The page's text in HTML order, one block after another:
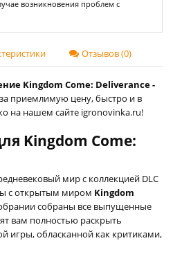
возникновения проблем с
Отзывов (0)
Kingdom Come: Deliverance -
за приемлимую цену, быстро и в
на нашем сайте igronovinka.ru!
Kingdom Come:
мир с коллекцией DLC
с открытым миром Kingdom
собраны все выпущенные
вам полностью раскрыть
игры, обласканной как критиками,